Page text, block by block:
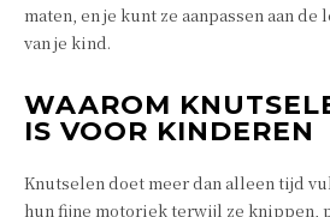
maten, en je kunt ze aanpassen aan
van je kind.
WAAROM
IS VOOR KINDEREN
Knutselen doet meer dan alleen tijd
hun fijne motoriek terwijl ze knippen,